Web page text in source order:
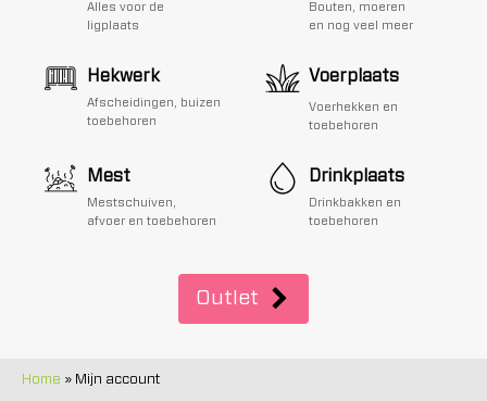
Alles voor de
ligplaats
Bouten, moeren
en nog veel meer
Hekwerk
Afscheidingen, buizen
toebehoren
Voerplaats
Voerhekken en
toebehoren
Mest
Mestschuiven,
afvoer en toebehoren
Drinkplaats
Drinkbakken en
toebehoren
Outlet
Home » Mijn account